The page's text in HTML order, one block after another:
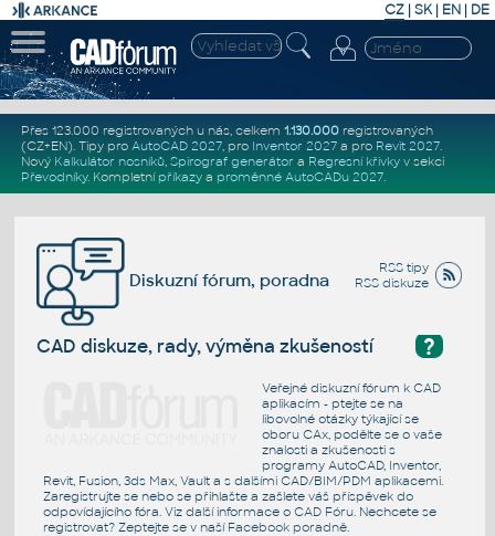
CZ | SK| EN | DE
Přes 123.000 registrovaných u nás, celkem 1.130.000registrovaných
(CZ+EN). Tipy pro AutoCAD 2027, pro Inventor 2027a pro Revit 2027.
Nový Kalkulátor nosníků, Spirograf generátor a Regresní křivkyv sekci
Převodníky. Kompletní příkazya proměnné AutoCADu 2027.
RSS tipy
RSS diskuze
Diskuzní fórum, poradna
?
CAD diskuze, rady, výměna zkušeností
Veřejné diskuzní fórum k CAD
aplikacím - ptejte se na
libovolné otázky týkající se
oboru CAx, podělte se o vaše
znalosti a zkušenosti s
programy AutoCAD, Inventor,
Revit, Fusion, 3ds Max, Vault a s dalšími CAD/BIM/PDM aplikacemi.
Zaregistrujte se nebo se přihlašte a zašlete váš příspěvek do
odpovídajícího fóra. Viz další informace o CAD Fóru. Nechcete se
registrovat? Zeptejte se v naší Facebook poradně.